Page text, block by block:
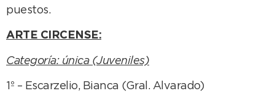
puestos.
ARTE CIRCENSE:
Categoría: única (Juveniles)
1º – Escarzelio, Bianca (Gral. Alvarado)